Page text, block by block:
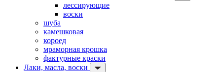
лессирующие
воски
шуба
камешковая
короед
мраморная крошка
фактурные краски
Лаки, масла, воски